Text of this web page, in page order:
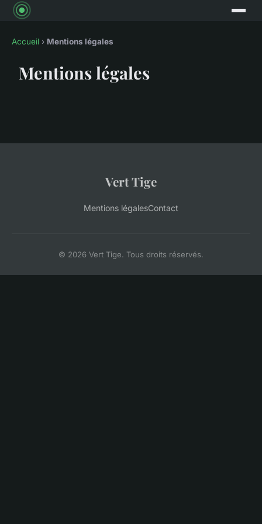
Accueil › Mentions légales
Mentions légales
Vert Tige
Mentions légalesContact
© 2026 Vert Tige. Tous droits réservés.